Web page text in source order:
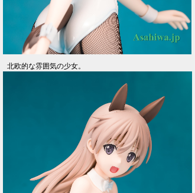
北欧的な雰囲気の少女。